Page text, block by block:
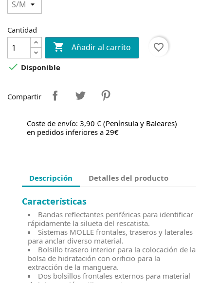
Cantidad
 Añadir al carrito
favorite_border
 Disponible
Compartir
Coste de envío: 3,90 € (Península y Baleares)
en pedidos inferiores a 29€
Descripción Detalles del producto
Características
Bandas reflectantes periféricas para identificar
rápidamente la silueta del rescatista.
Sistemas MOLLE frontales, traseros y laterales
para anclar diverso material.
Bolsillo trasero interior para la colocación de la
bolsa de hidratación con orificio para la
extracción de la manguera.
Dos bolsillos frontales externos para material